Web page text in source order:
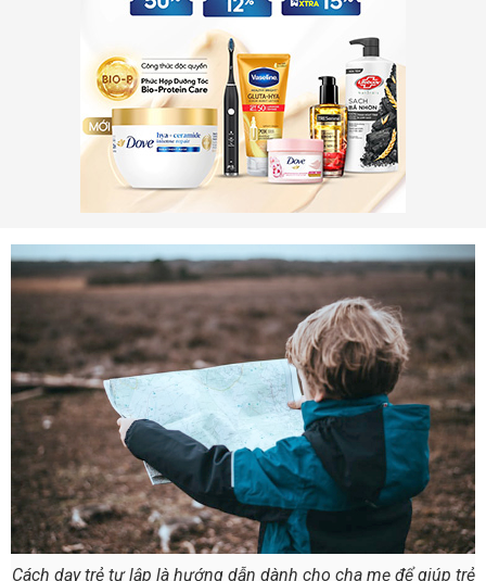
Cách dạy trẻ tự lập là hướng dẫn dành cho cha mẹ để giúp trẻ